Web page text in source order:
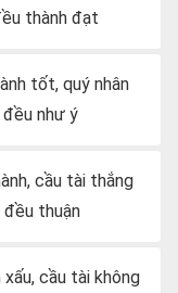
thành đạt
tốt, quý nhân
đều như ý
cầu tài thắng
thuận
xấu, cầu tài không